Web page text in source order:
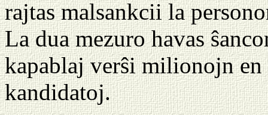
rajtas malsankcii la
La dua mezuro havas
kapablaj verŝi milionojn
kandidatoj.